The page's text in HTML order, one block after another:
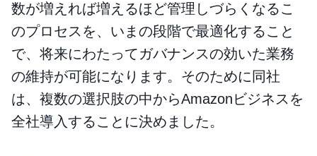
数が増えれば増えるほど管理しづらくなるこ
のプロセスを、いまの段階で最適化すること
で、将来にわたってガバナンスの効いた業務
の維持が可能になります。そのために同社
は、複数の選択肢の中からAmazonビジネスを
全社導入することに決めました。